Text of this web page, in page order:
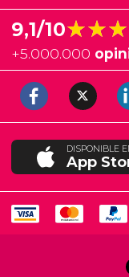
9,1/10
+5.000.000
DISPONIBLE
App